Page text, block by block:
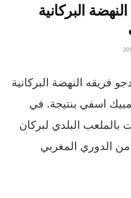
البركانية
فريقه النهضة البركانية
اسفي بنتيجة. في
بالملعب البلدي لبركان
لحساب الجولة 12 من الدوري المغربي